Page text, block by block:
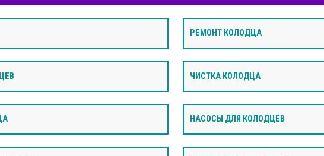
РЕМОНТ КОЛОДЦА
ЧИСТКА КОЛОДЦА
НАСОСЫ ДЛЯ КОЛОДЦЕВ